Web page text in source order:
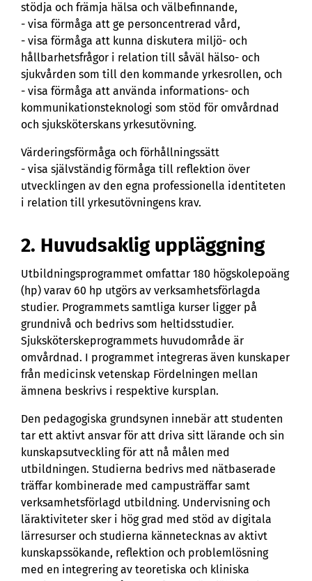
stödja och främja hälsa och välbefinnande,
- visa förmåga att ge personcentrerad vård,
- visa förmåga att kunna diskutera miljö- och
hållbarhetsfrågor i relation till såväl hälso- och
sjukvården som till den kommande yrkesrollen, och
- visa förmåga att använda informations- och
kommunikationsteknologi som stöd för omvårdnad
och sjuksköterskans yrkesutövning.
Värderingsförmåga och förhållningssätt
- visa självständig förmåga till reflektion över
utvecklingen av den egna professionella identiteten
i relation till yrkesutövningens krav.
2. Huvudsaklig uppläggning
Utbildningsprogrammet omfattar 180 högskolepoäng
(hp) varav 60 hp utgörs av verksamhetsförlagda
studier. Programmets samtliga kurser ligger på
grundnivå och bedrivs som heltidsstudier.
Sjuksköterskeprogrammets huvudområde är
omvårdnad. I programmet integreras även kunskaper
från medicinsk vetenskap Fördelningen mellan
ämnena beskrivs i respektive kursplan.
Den pedagogiska grundsynen innebär att studenten
tar ett aktivt ansvar för att driva sitt lärande och sin
kunskapsutveckling för att nå målen med
utbildningen. Studierna bedrivs med nätbaserade
träffar kombinerade med campusträffar samt
verksamhetsförlagd utbildning. Undervisning och
läraktiviteter sker i hög grad med stöd av digitala
lärresurser och studierna kännetecknas av aktivt
kunskapssökande, reflektion och problemlösning
med en integrering av teoretiska och kliniska